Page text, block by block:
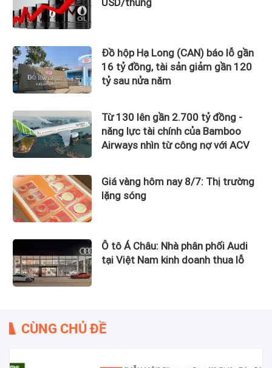
Đồ hộp Hạ Long (CAN) báo lỗ gần
16 tỷ đồng, tài sản giảm gần 120
tỷ sau nửa năm
Từ 130 lên gần 2.700 tỷ đồng -
năng lực tài chính của Bamboo
Airways nhìn từ công nợ với ACV
Giá vàng hôm nay 8/7: Thị trường
lặng sóng
Ô tô Á Châu: Nhà phân phối Audi
tại Việt Nam kinh doanh thua lỗ
CÙNG CHỦ ĐỀ